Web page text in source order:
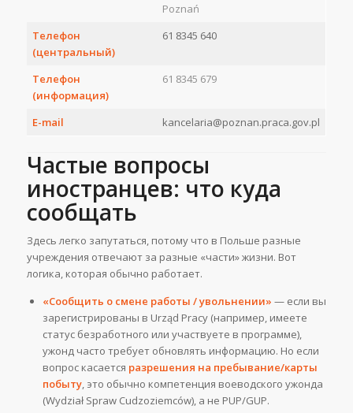
Poznań
Телефон
(центральный)
61 8345 640
Телефон
(информация)
61 8345 679
E-mail kancelaria@poznan.praca.gov.pl
Частые вопросы
иностранцев: что куда
сообщать
Здесь легко запутаться, потому что в Польше разные
учреждения отвечают за разные «части» жизни. Вот
логика, которая обычно работает.
«Сообщить о смене работы / увольнении» — если вы
зарегистрированы в Urząd Pracy (например, имеете
статус безработного или участвуете в программе),
ужонд часто требует обновлять информацию. Но если
вопрос касается разрешения на пребывание/карты
побыту, это обычно компетенция воеводского ужонда
(Wydział Spraw Cudzoziemców), а не PUP/GUP.